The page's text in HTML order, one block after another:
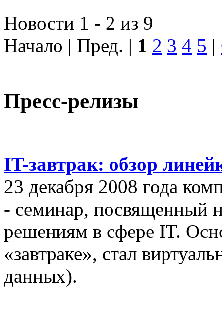
Новости 1 - 2 из 9
Начало | Пред. | 1 2 3 4 5 |
Пресс-релизы
IT-завтрак: обзор
23 декабря 2008 года
- семинар, посвященный
решениям в сфере IT.
«завтраке», стал
данных).